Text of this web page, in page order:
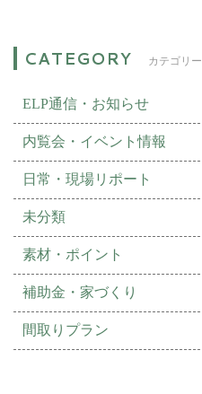
カテゴリー
ELP通信・お知らせ
内覧会・イベント情報
日常・現場リポート
未分類
素材・ポイント
補助金・家づくり
間取りプラン